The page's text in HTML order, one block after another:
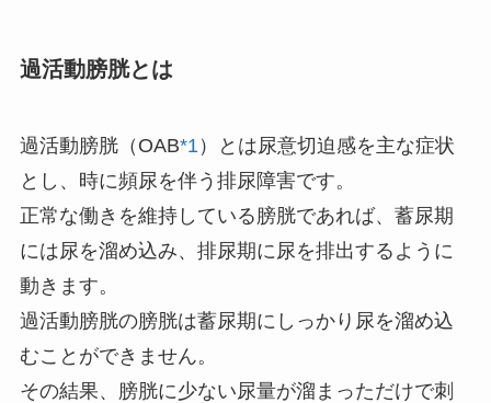
過活動膀胱とは
過活動膀胱（OAB*1 ）とは尿意切迫感を主な症状
とし、時に頻尿を伴う排尿障害です。
正常な働きを維持している膀胱であれば、蓄尿期
には尿を溜め込み、排尿期に尿を排出するように
動きます。
過活動膀胱の膀胱は蓄尿期にしっかり尿を溜め込
むことができません。
その結果、膀胱に少ない尿量が溜まっただけで刺